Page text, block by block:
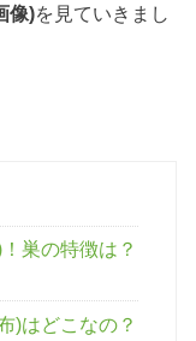
像)を見ていきまし
巣の特徴は？
)はどこなの？